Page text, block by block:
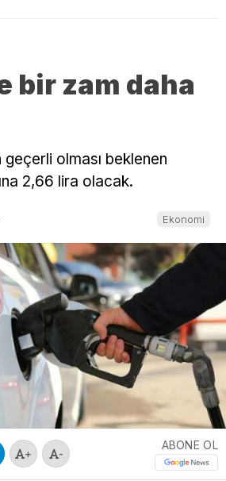
bir zam daha
geçerli olması beklenen
2,66 lira olacak.
Ekonomi
+ -
ABONE OL